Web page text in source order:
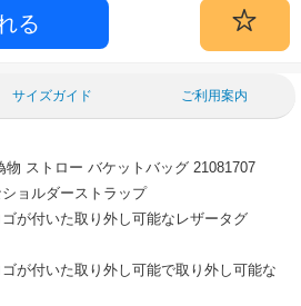
サイズガイド ご利用案内
ストロー バケットバッグ 21081707
ョルダーストラップ
が付いた取り外し可能なレザータグ
が付いた取り外し可能で取り外し可能な